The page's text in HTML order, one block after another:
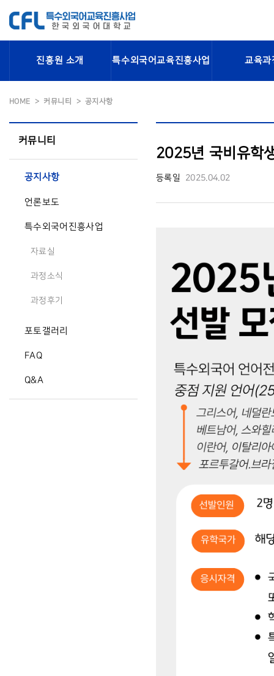
진흥원 소개 특수외국어교육진흥사업 교육과
HOME 커뮤니티 공지사항
커뮤니티
공지사항
언론보도
특수외국어진흥사업
자료실
과정소식
과정후기
포토갤러리
FAQ
Q&A
2025년 국비유학
등록일 2025.04.02